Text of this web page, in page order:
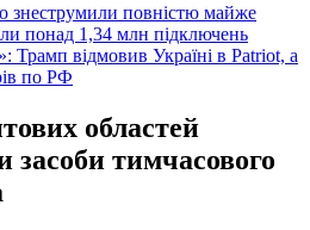
знеструмили повністю майже
понад 1,34 млн підключень
Трамп відмовив Україні в Patriot, а
по РФ
областей
засоби тимчасового